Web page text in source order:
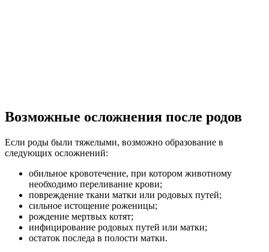
Возможные осложнения после родов
Если роды были тяжелыми, возможно образование в
следующих осложнений:
обильное кровотечение, при котором животному
необходимо переливание крови;
повреждение ткани матки или родовых путей;
сильное истощение роженицы;
рождение мертвых котят;
инфицирование родовых путей или матки;
остаток последа в полости матки.